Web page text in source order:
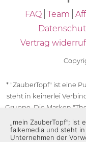
FAQ Team
Vertrag
* "ZauberTopf" ist eine
steht in keinerlei
Gruppe. Die Marken
des "Thermomix®"
der Vorwerk-Gruppe.
„mein ZauberTopf”; ist
falkemedia und steht
Unternehmen der